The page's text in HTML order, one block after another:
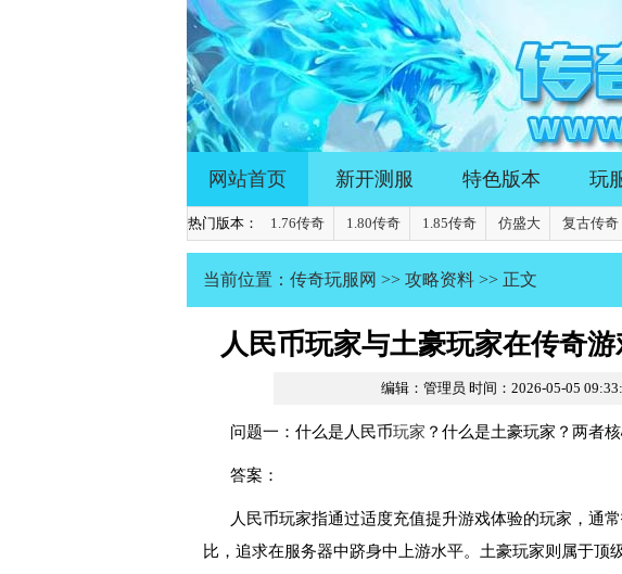
网站首页 新开测服 特色版本 玩
热门版本： 1.76传奇 1.80传奇 1.85传奇 仿盛大 复古传奇
当前位置： 传奇玩服网 >> 攻略资料 >> 正文
人民币玩家与土豪玩家在传奇
编辑：管理员 时间：2026-05-05
问题一：什么是人民币玩家 ？什么是土豪玩家？两者
答案：
人民币玩家指通过适度充值提升游戏体验的玩家，通
比，追求在服务器中跻身中上游水平。土豪玩家则属于顶